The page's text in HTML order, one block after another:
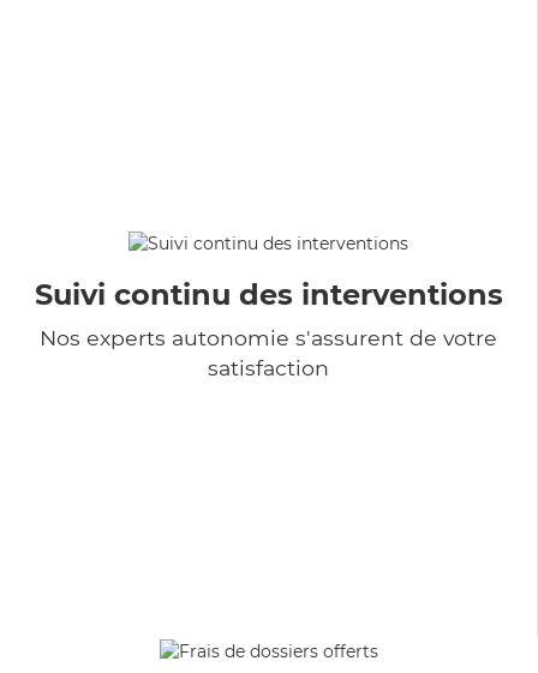
Suivi continu des interventions
Nos experts autonomie s'assurent de votre
satisfaction